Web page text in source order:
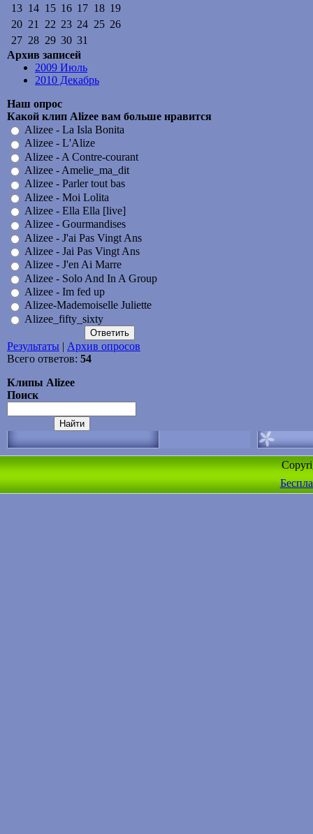
13 14 15 16 17 18 19
20 21 22 23 24 25 26
27 28 29 30 31
Архив записей
2009 Июль
2010 Декабрь
Наш опрос
Какой клип Alizee вам больше нравится
Alizee - La Isla Bonita
Alizee - L'Alize
Alizee - A Contre-courant
Alizee - Amelie_ma_dit
Alizee - Parler tout bas
Alizee - Moi Lolita
Alizee - Ella Ella [live]
Alizee - Gourmandises
Alizee - J'ai Pas Vingt Ans
Alizee - Jai Pas Vingt Ans
Alizee - J'en Ai Marre
Alizee - Solo And In A Group
Alizee - Im fed up
Alizee-Mademoiselle Juliette
Alizee_fifty_sixty
Результаты | Архив опросов
Всего ответов: 54
Клипы Alizee
Поиск